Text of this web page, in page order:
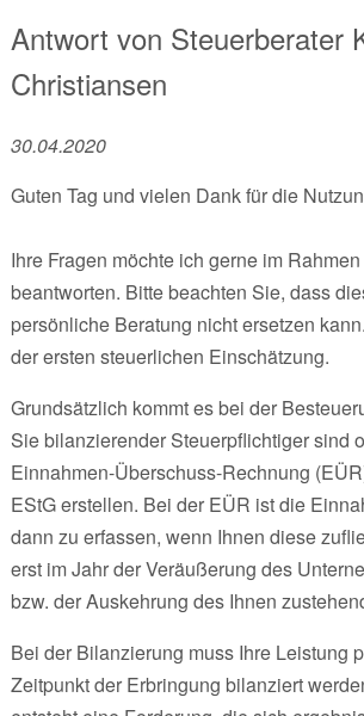
Antwort von Steuerberater
Christiansen
30.04.2020
Guten Tag und vielen Dank für die
Ihre Fragen möchte ich gerne im
beantworten. Bitte beachten Sie, dass
persönliche Beratung nicht ersetzen
der ersten steuerlichen Einschätzung.
Grundsätzlich kommt es bei der
Sie bilanzierender Steuerpflichtiger sind
Einnahmen-Überschuss-Rechnung
EStG erstellen. Bei der EÜR ist die
dann zu erfassen, wenn Ihnen diese
erst im Jahr der Veräußerung des
bzw. der Auskehrung des Ihnen
Bei der Bilanzierung muss Ihre Leistung
Zeitpunkt der Erbringung bilanziert